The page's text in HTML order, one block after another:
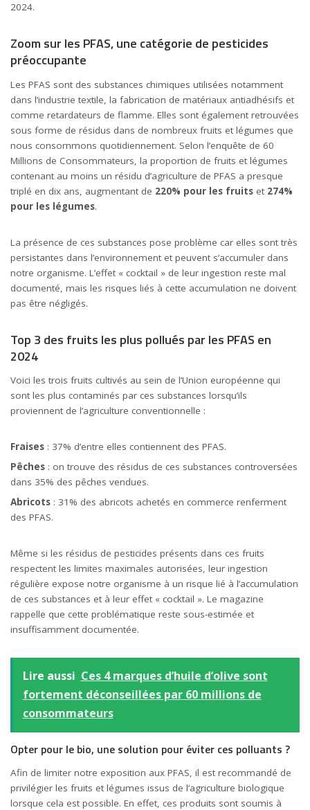
2024.
Zoom sur les PFAS, une catégorie de pesticides
préoccupante
Les PFAS sont des substances chimiques utilisées notamment
dans l’industrie textile, la fabrication de matériaux antiadhésifs et
comme retardateurs de flamme. Elles sont également retrouvées
sous forme de résidus dans de nombreux fruits et légumes que
nous consommons quotidiennement. Selon l’enquête de 60
Millions de Consommateurs, la proportion de fruits et légumes
contenant au moins un résidu d’agriculture de PFAS a presque
triplé en dix ans, augmentant de 220% pour les fruits et 274%
pour les légumes.
La présence de ces substances pose problème car elles sont très
persistantes dans l’environnement et peuvent s’accumuler dans
notre organisme. L’effet « cocktail » de leur ingestion reste mal
documenté, mais les risques liés à cette accumulation ne doivent
pas être négligés.
Top 3 des fruits les plus pollués par les PFAS en
2024
Voici les trois fruits cultivés au sein de l’Union européenne qui
sont les plus contaminés par ces substances lorsqu’ils
proviennent de l’agriculture conventionnelle :
Fraises : 37% d’entre elles contiennent des PFAS.
Pêches : on trouve des résidus de ces substances controversées
dans 35% des pêches vendues.
Abricots : 31% des abricots achetés en commerce renferment
des PFAS.
Même si les résidus de pesticides présents dans ces fruits
respectent les limites maximales autorisées, leur ingestion
régulière expose notre organisme à un risque lié à l’accumulation
de ces substances et à leur effet « cocktail ». Le magazine
rappelle que cette problématique reste sous-estimée et
insuffisamment documentée.
Lire aussi Ces 4 marques d’huile d’olive sont
fortement déconseillées par 60 millions de
consommateurs
Opter pour le bio, une solution pour éviter ces polluants ?
Afin de limiter notre exposition aux PFAS, il est recommandé de
privilégier les fruits et légumes issus de l’agriculture biologique
lorsque cela est possible. En effet, ces produits sont soumis à